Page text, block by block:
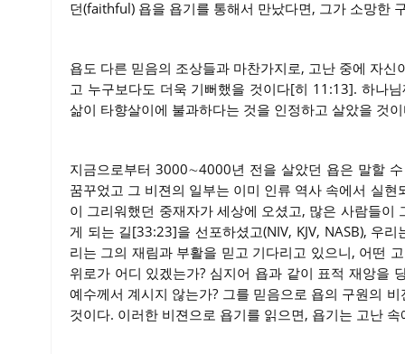
던(faithful) 욥을 욥기를 통해서 만났다면, 그가 소망한
욥도 다른 믿음의 조상들과 마찬가지로, 고난 중에 자
고 누구보다도 더욱 기뻐했을 것이다[히 11:13]. 하나
삶이 타향살이에 불과하다는 것을 인정하고 살았을 것
지금으로부터 3000∼4000년 전을 살았던 욥은 말할
꿈꾸었고 그 비젼의 일부는 이미 인류 역사 속에서 실
이 그리워했던 중재자가 세상에 오셨고, 많은 사람들
게 되는 길[33:23]을 선포하셨고(NIV, KJV, NASB), 우
리는 그의 재림과 부활을 믿고 기다리고 있으니, 어떤
위로가 어디 있겠는가? 심지어 욥과 같이 표적 재앙을
예수께서 계시지 않는가? 그를 믿음으로 욥의 구원의
것이다. 이러한 비젼으로 욥기를 읽으면, 욥기는 고난